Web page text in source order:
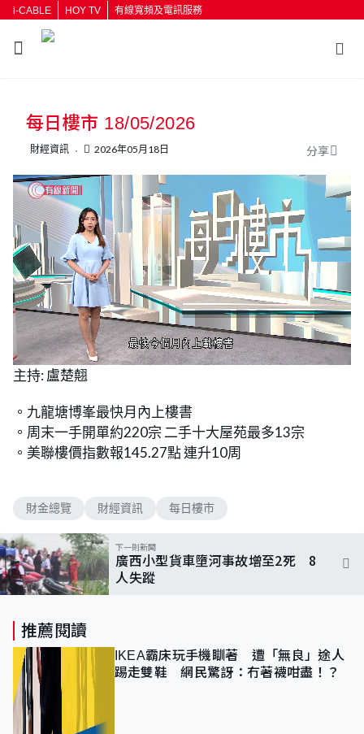
i-CABLE HOY TV 有線寬頻及電訊服務
每日樓市 18/05/2026
財經資訊 2026年05月18日 分享
U
n
m
u
e
L
o
:
7
.
6
7
%
主持: 盧楚翹
。九龍塘博峯最快月內上樓書
。周末一手開單約220宗 二手十大屋苑最多13宗
。美聯樓價指數報145.27點 連升10周
財金總覽 財經資訊 每日樓市
下一則新聞
廣西小型貨車墮河事故增至2死 8
人失蹤
推薦閱讀
IKEA霸床玩手機瞓著 遭「無良」途人
踢走雙鞋 網民驚訝：冇著襪咁盡！？